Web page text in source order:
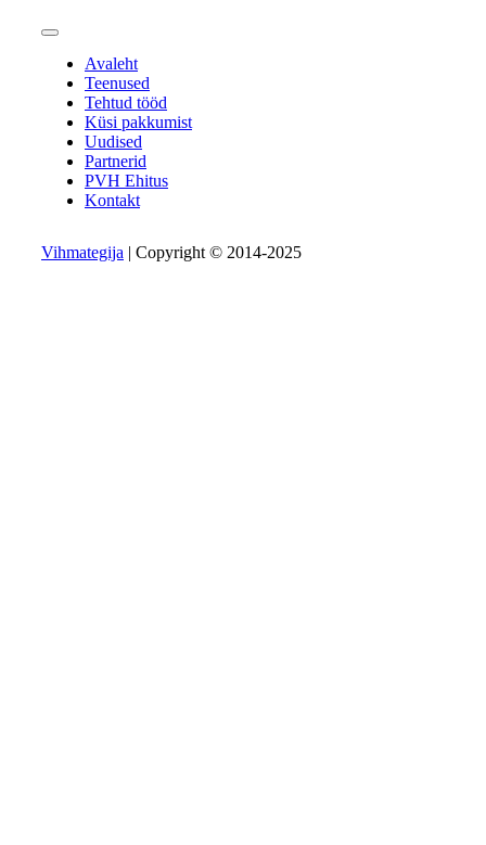
Avaleht
Teenused
Tehtud tööd
Küsi pakkumist
Uudised
Partnerid
PVH Ehitus
Kontakt
Vihmategija | Copyright © 2014-2025